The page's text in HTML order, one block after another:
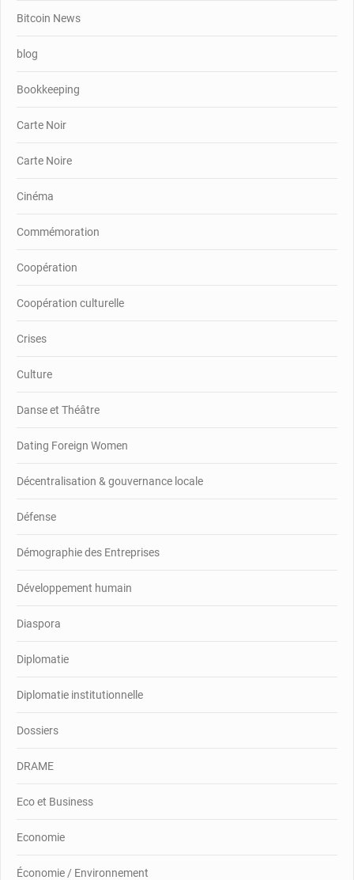
Bitcoin News
blog
Bookkeeping
Carte Noir
Carte Noire
Cinéma
Commémoration
Coopération
Coopération culturelle
Crises
Culture
Danse et Théâtre
Dating Foreign Women
Décentralisation & gouvernance locale
Défense
Démographie des Entreprises
Développement humain
Diaspora
Diplomatie
Diplomatie institutionnelle
Dossiers
DRAME
Eco et Business
Economie
Économie / Environnement